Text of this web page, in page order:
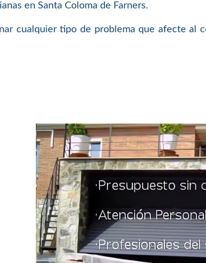
en Santa Coloma de Farners.
cualquier tipo de problema que afecte al